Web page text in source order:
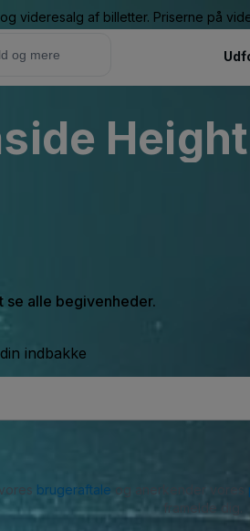
videresalg af billetter. Priserne på
alle begivenheder.
indbakke
brugeraftale
framelde dig.